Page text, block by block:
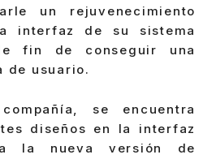
un rejuvenecimiento
interfaz de su sistema
fin de conseguir una
de usuario.
se encuentra
diseños en la interfaz
la nueva versión de